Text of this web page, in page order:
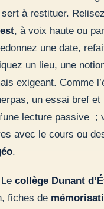
à restituer.
, à voix haute ou
une date,
un lieu, une
exigeant. Comme
un essai bref et
lecture passive ;
avec le cours ou
.
collège Dunant
fiches de